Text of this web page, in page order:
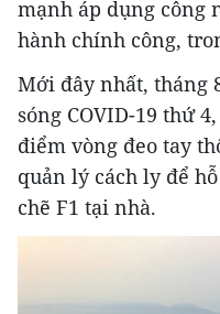
mạnh áp dụng công
hành chính công,
Mới đây nhất, tháng
sóng COVID-19 thứ
điểm vòng đeo tay
quản lý cách ly để
chẽ F1 tại nhà.